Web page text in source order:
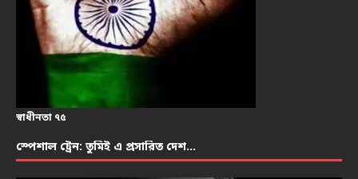
স্বাধীনতা ৭৫
স্পেশাল ট্রেন: তুমিই এ প্রসারিত দেশ…